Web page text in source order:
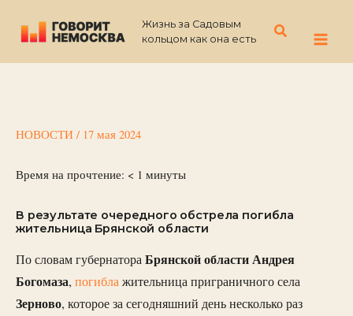
содержимому
Жизнь за Садовым
кольцом как она есть
Поиск
НОВОСТИ / 17 мая 2024
Время на прочтение: < 1 минуты
В результате очередного обстрела погибла
жительница Брянской области
По словам губернатораБрянской области Андрея
Богомаза, погиблажительница приграничного села
Зерново, которое за сегодняшний день несколько раз